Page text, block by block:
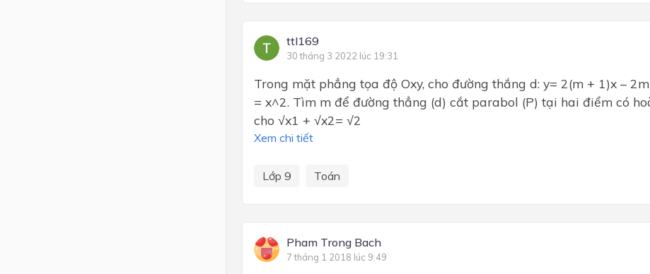
ttl169
30 tháng 3 2022 lúc 19:31
Trong mặt phẳng tọa độ Oxy, cho đường thắng d: y= 2(m + 1)x –
= x^2. Tìm m để đường thẳng (d) cắt parabol (P) tại hai điểm có
cho √x1 + √x2= √2
Xem chi tiết
Lớp 9 Toán
Pham Trong Bach
7 tháng 1 2018 lúc 9:49